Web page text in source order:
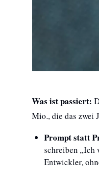
Was ist passiert:
Mio., die das zwei
Prompt statt
schreiben „Ich
Entwickler,